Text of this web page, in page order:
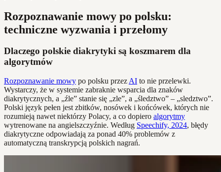
Rozpoznawanie mowy po polsku:
techniczne wyzwania i przełomy
Dlaczego polskie diakrytyki są koszmarem dla
algorytmów
Rozpoznawanie mowy po polsku przez AI to nie przelewki.
Wystarczy, że w systemie zabraknie wsparcia dla znaków
diakrytycznych, a „źle” stanie się „zle”, a „śledztwo” – „sledztwo”.
Polski język pełen jest zbitków, nosówek i końcówek, których nie
rozumieją nawet niektórzy Polacy, a co dopiero algorytmy
wytrenowane na angielszczyźnie. Według Speechify, 2024, błędy
diakrytyczne odpowiadają za ponad 40% problemów z
automatyczną transkrypcją polskich nagrań.